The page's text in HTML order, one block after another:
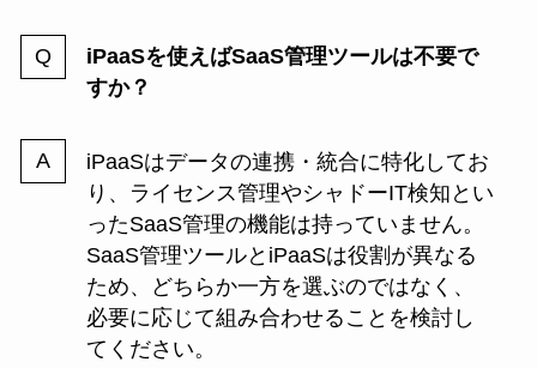
iPaaSを使えばSaaS管理ツールは不要で
すか？
iPaaSはデータの連携・統合に特化してお
り、ライセンス管理やシャドーIT検知とい
ったSaaS管理の機能は持っていません。
SaaS管理ツールとiPaaSは役割が異なる
ため、どちらか一方を選ぶのではなく、
必要に応じて組み合わせることを検討し
てください。